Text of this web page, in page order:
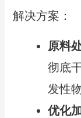
解决方案：
原料
彻底
发性
优化